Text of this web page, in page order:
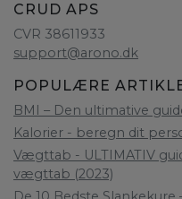
CRUD APS
CVR 38611933
support@arono.dk
POPULÆRE
BMI – Den ultimative
Kalorier - beregn dit
Vægttab - ULTIMATIV
vægttab (2023)